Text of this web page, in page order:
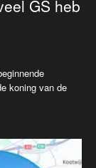
GS heb
koning van de